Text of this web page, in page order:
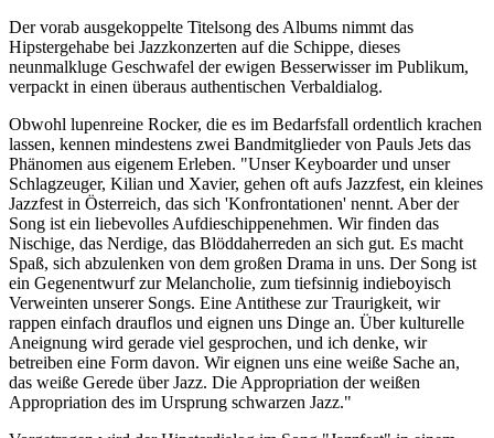
Der vorab ausgekoppelte Titelsong des Albums nimmt das
Hipstergehabe bei Jazzkonzerten auf die Schippe, dieses
neunmalkluge Geschwafel der ewigen Besserwisser im Publikum,
verpackt in einen überaus authentischen Verbaldialog.
Obwohl lupenreine Rocker, die es im Bedarfsfall ordentlich krachen
lassen, kennen mindestens zwei Bandmitglieder von Pauls Jets das
Phänomen aus eigenem Erleben. "Unser Keyboarder und unser
Schlagzeuger, Kilian und Xavier, gehen oft aufs Jazzfest, ein kleines
Jazzfest in Österreich, das sich 'Konfrontationen' nennt. Aber der
Song ist ein liebevolles Aufdieschippenehmen. Wir finden das
Nischige, das Nerdige, das Blöddaherreden an sich gut. Es macht
Spaß, sich abzulenken von dem großen Drama in uns. Der Song ist
ein Gegenentwurf zur Melancholie, zum tiefsinnig indieboyisch
Verweinten unserer Songs. Eine Antithese zur Traurigkeit, wir
rappen einfach drauflos und eignen uns Dinge an. Über kulturelle
Aneignung wird gerade viel gesprochen, und ich denke, wir
betreiben eine Form davon. Wir eignen uns eine weiße Sache an,
das weiße Gerede über Jazz. Die Appropriation der weißen
Appropriation des im Ursprung schwarzen Jazz."